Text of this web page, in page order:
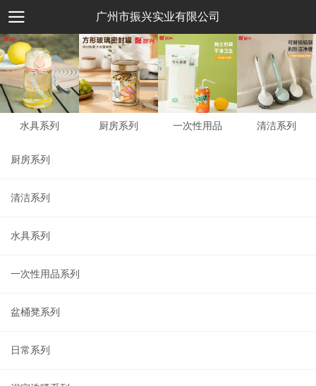
广州市振兴实业有限公司
水具系列 厨房系列 一次性用品 清洁系列
厨房系列
清洁系列
水具系列
一次性用品系列
盆桶凳系列
日常系列